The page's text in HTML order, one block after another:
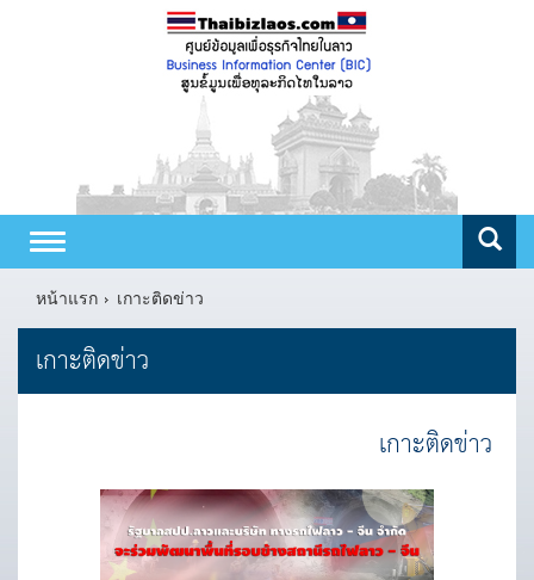
Toggle
navigation
หน้าแรก
เกาะติดข่าว
เกาะติดข่าว
เกาะติดข่าว